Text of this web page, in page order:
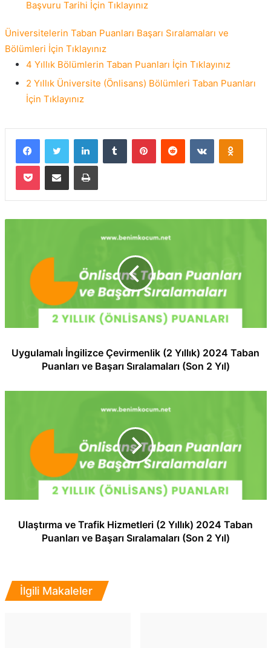
Başvuru Tarihi İçin Tıklayınız
Üniversitelerin Taban Puanları Başarı Sıralamaları ve
Bölümleri İçin Tıklayınız
4 Yıllık Bölümlerin Taban Puanları İçin Tıklayınız
2 Yıllık Üniversite (Önlisans) Bölümleri Taban Puanları
İçin Tıklayınız
FacebookTwitter LinkedInTumblr PinterestReddit VKontakte
Pocket E-Posta ile paylaş Yazdır
Uygulamalı İngilizce Çevirmenlik (2 Yıllık) 2024 Taban
Puanları ve Başarı Sıralamaları (Son 2 Yıl)
Ulaştırma ve Trafik Hizmetleri (2 Yıllık) 2024 Taban
Puanları ve Başarı Sıralamaları (Son 2 Yıl)
İlgili Makaleler